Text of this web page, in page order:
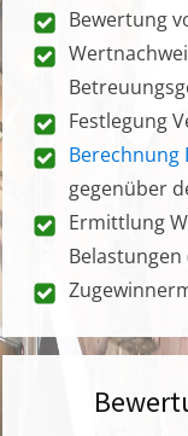
Bewertung
Festlegung
Berechnung
gegenüber
Ermittlung